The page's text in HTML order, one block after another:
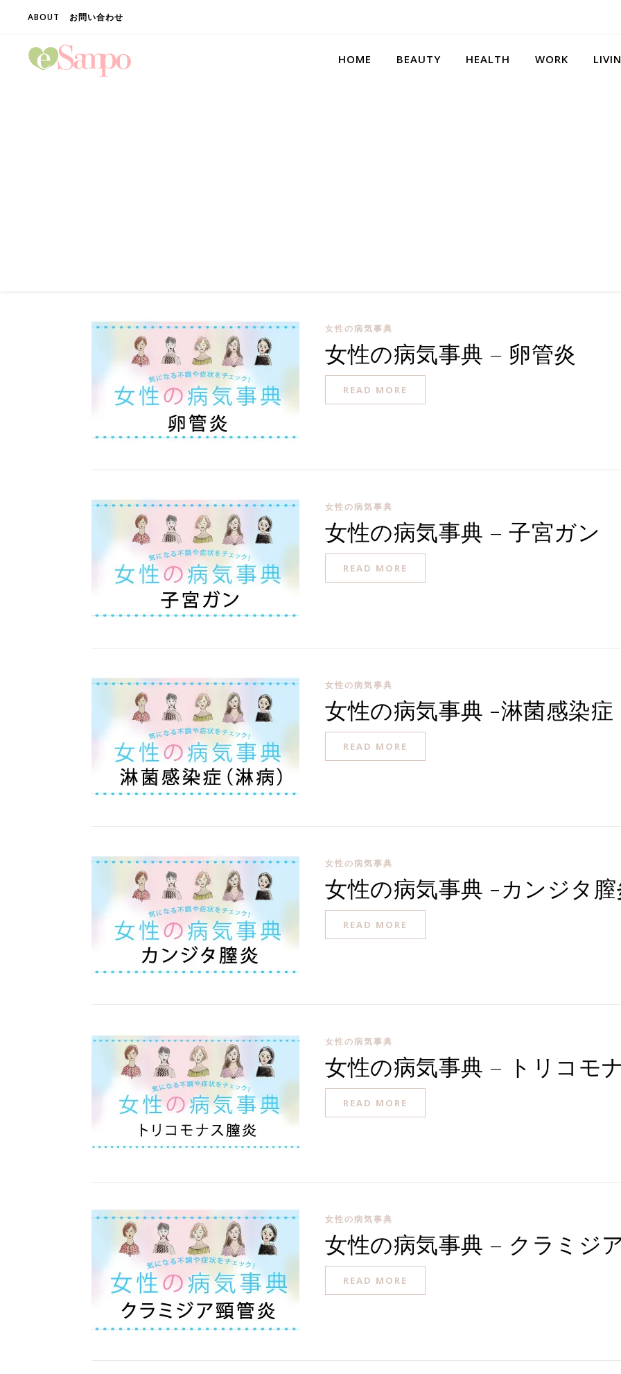
ABOUT お問い合わせ
HOME BEAUTY HEALTH WORK
女性の病気事典
女性の病気事典 – 卵管炎
READ MORE
女性の病気事典
女性の病気事典 – 子宮ガン
READ MORE
女性の病気事典
女性の病気事典 -淋菌感染症
READ MORE
女性の病気事典
女性の病気事典 -カンジタ
READ MORE
女性の病気事典
女性の病気事典 – トリコモ
READ MORE
女性の病気事典
女性の病気事典 – クラミジ
READ MORE